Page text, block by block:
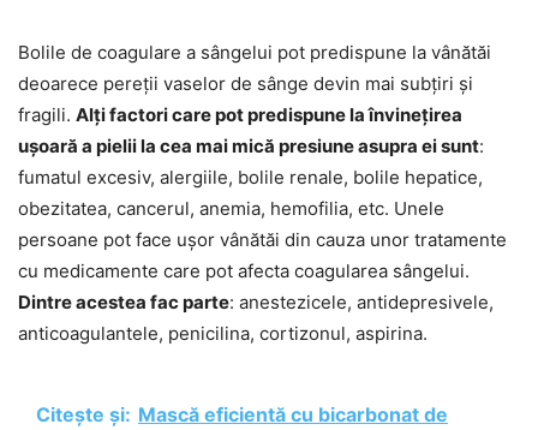
Bolile de coagulare a sângelui pot predispune la vânătăi
deoarece pereții vaselor de sânge devin mai subțiri și
fragili. Alți factori care pot predispune la învinețirea
ușoară a pielii la cea mai mică presiune asupra ei sunt:
fumatul excesiv, alergiile, bolile renale, bolile hepatice,
obezitatea, cancerul, anemia, hemofilia, etc. Unele
persoane pot face ușor vânătăi din cauza unor tratamente
cu medicamente care pot afecta coagularea sângelui.
Dintre acestea fac parte: anestezicele, antidepresivele,
anticoagulantele, penicilina, cortizonul, aspirina.
Citește și: Mască eficientă cu bicarbonat de